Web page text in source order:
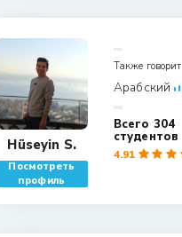
Hüseyin S.
Посмотреть
профиль
Также говорит
Арабский
304 Всего
студентов
4.91